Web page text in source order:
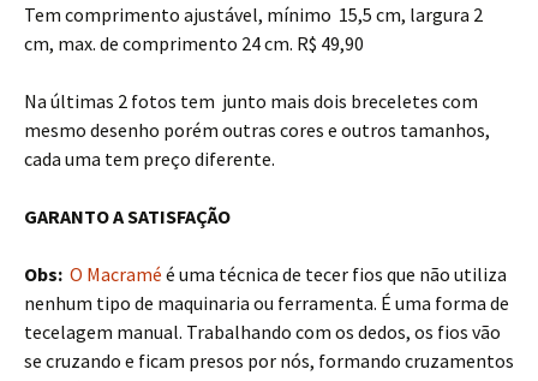
Tem comprimento ajustável, mínimo 15,5 cm, largura 2
cm, max. de comprimento 24 cm. R$ 49,90
Na últimas 2 fotos tem junto mais dois breceletes com
mesmo desenho porém outras cores e outros tamanhos,
cada uma tem preço diferente.
GARANTO A SATISFAÇÃO
Obs: O Macramé é uma técnica de tecer fios que não utiliza
nenhum tipo de maquinaria ou ferramenta. É uma forma de
tecelagem manual. Trabalhando com os dedos, os fios vão
se cruzando e ficam presos por nós, formando cruzamentos